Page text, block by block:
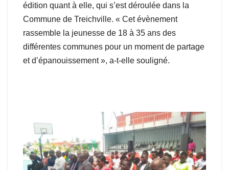
édition quant à elle, qui s’est déroulée dans la
Commune de Treichville. « Cet évènement
rassemble la jeunesse de 18 à 35 ans des
différentes communes pour un moment de partage
et d’épanouissement », a-t-elle souligné.